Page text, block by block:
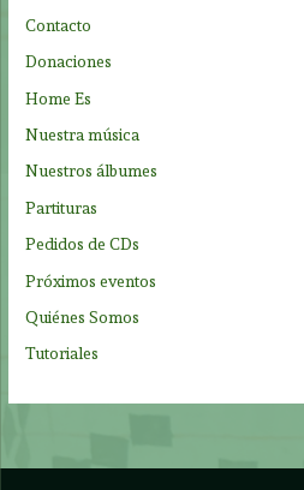
:
Contacto
Donaciones
Home Es
Nuestra música
Nuestros álbumes
Partituras
Pedidos de CDs
Próximos eventos
Quiénes Somos
Tutoriales